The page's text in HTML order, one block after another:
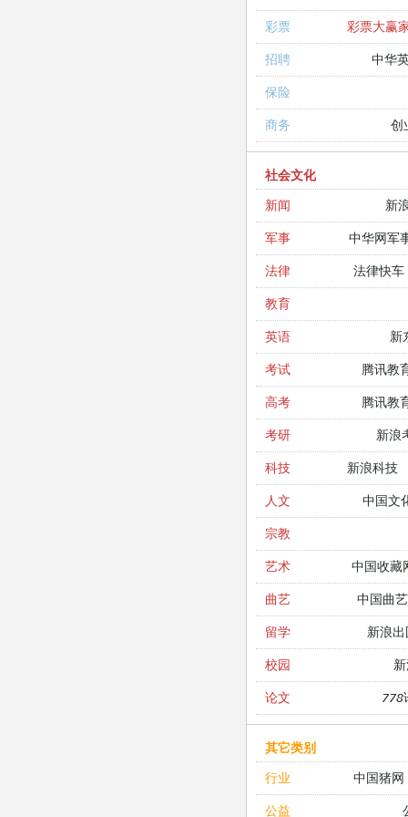
彩票 彩票大赢
招聘 中华
保险
商务 创
社会文化
新闻
新
军事 中华网军
法律 法律快车
教育
英语 新
考试 腾讯教
高考 腾讯教
考研 新浪
科技 新浪科技
人文 中国文
宗教
艺术 中国收藏
曲艺 中国曲
留学 新浪
校园
论文 778
其它类别
行业
中国猪网
公益